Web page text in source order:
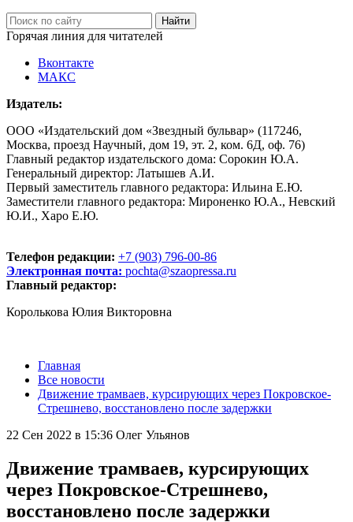
Горячая линия для читателей
Вконтакте
МАКС
Издатель:
ООО «Издательский дом «Звездный бульвар» (117246,
Москва, проезд Научный, дом 19, эт. 2, ком. 6Д, оф. 76)
Главный редактор издательского дома: Сорокин Ю.А.
Генеральный директор: Латышев А.И.
Первый заместитель главного редактора: Ильина Е.Ю.
Заместители главного редактора: Мироненко Ю.А., Невский
Ю.И., Харо Е.Ю.
Телефон редакции: +7 (903) 796-00-86
Электронная почта: pochta@szaopressa.ru
Главный редактор:
Королькова Юлия Викторовна
Главная
Все новости
Движение трамваев, курсирующих через Покровское-
Стрешнево, восстановлено после задержки
22 Сен 2022 в 15:36 Олег Ульянов
Движение трамваев, курсирующих
через Покровское-Стрешнево,
восстановлено после задержки